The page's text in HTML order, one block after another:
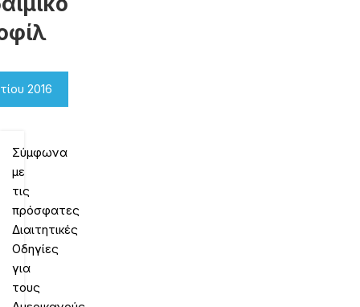
2016
Σύμφωνα
με
τις
πρόσφατες
Διαιτητικές
Οδηγίες
για
τους